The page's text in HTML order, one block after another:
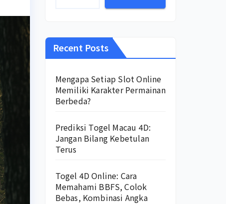
Recent Posts
Mengapa Setiap Slot Online
Memiliki Karakter Permainan
Berbeda?
Prediksi Togel Macau 4D:
Jangan Bilang Kebetulan
Terus
Togel 4D Online: Cara
Memahami BBFS, Colok
Bebas, Kombinasi Angka